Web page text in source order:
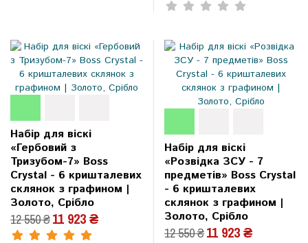
Набір для віскі
«Гербовий з
Тризубом-7» Boss
Crystal - 6 кришталевих
склянок з графином |
Золото, Срібло
12 550 ₴11 923 ₴
Набір для віскі
«Розвідка ЗСУ - 7
предметів» Boss Crystal
- 6 кришталевих
склянок з графином |
Золото, Срібло
12 550 ₴11 923 ₴